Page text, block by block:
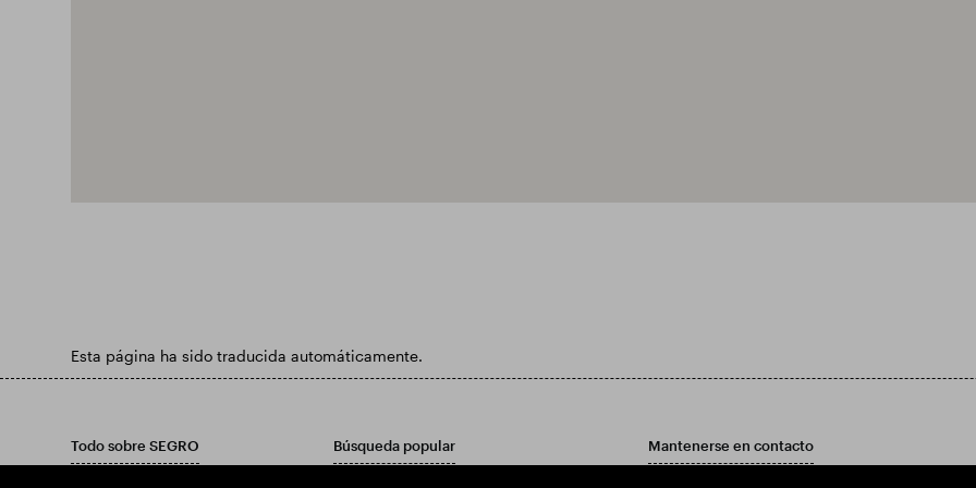
Esta página ha sido traducida automáticamente.
Todo sobre SEGRO Búsqueda popular Mantenerse en contacto